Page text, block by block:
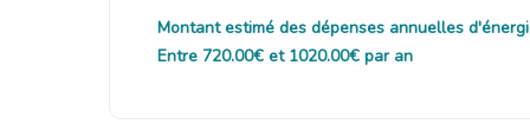
Montant estimé des dépenses annuelles
Entre 720.00€ et 1020.00€ par an